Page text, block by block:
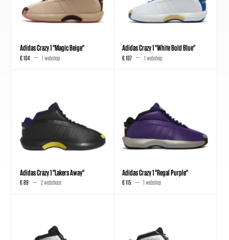
Adidas Crazy 1 "Magic Beige"
€ 104 1 webshop
Adidas Crazy 1 "White Bold Blue"
€ 107 1 webshop
Adidas Crazy 1 "Lakers Away"
€ 89 2 webshops
Adidas Crazy 1 "Regal Purple"
€ 115 1 webshop